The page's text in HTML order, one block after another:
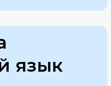
язык